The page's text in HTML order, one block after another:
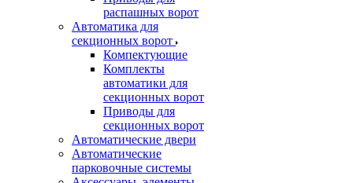
распашных ворот
Автоматика для
секционных ворот
Компектующие
Комплекты
автоматики для
секционных ворот
Приводы для
секционных ворот
Автоматические двери
Автоматические
парковочные системы